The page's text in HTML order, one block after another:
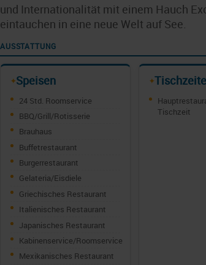
und Internationalität mit einem Hauch
eintauchen in eine neue Welt auf See.
AUSSTATTUNG
✦Speisen
24 Std. Roomservice
BBQ/Grill/Rotisserie
Brauhaus
Buffetrestaurant
Burgerrestaurant
Gelateria/Eisdiele
Griechisches Restaurant
Italienisches Restaurant
Japanisches Restaurant
Kabinenservice/Roomservice
Mexikanisches Restaurant
✦
Tischzeit